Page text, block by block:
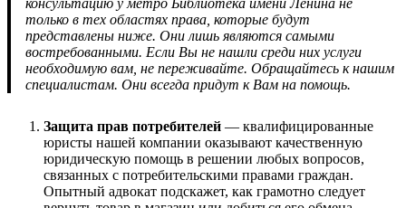
только в тех областях права, которые будут
представлены ниже. Они лишь являются самыми
востребованными. Если Вы не нашли среди них услуги
необходимую вам, не переживайте. Обращайтесь к нашим
специалистам. Они всегда придут к Вам на помощь.
Защита прав потребителей — квалифицированные
юристы нашей компании оказывают качественную
юридическую помощь в решении любых вопросов,
связанных с потребительскими правами граждан.
Опытный адвокат подскажет, как грамотно следует